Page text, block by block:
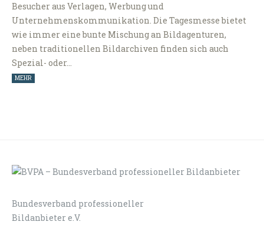
Besucher aus Verlagen, Werbung und
Unternehmenskommunikation. Die Tagesmesse bietet
wie immer eine bunte Mischung an Bildagenturen,
neben traditionellen Bildarchiven finden sich auch
Spezial- oder…
MEHR
Bundesverband professioneller
Bildanbieter e.V.